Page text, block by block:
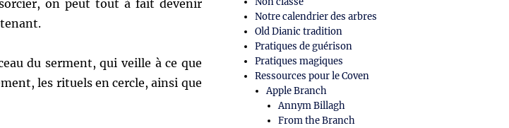
on peut tout à fait devenir
du serment, qui veille à ce que
les rituels en cercle, ainsi que
Notre calendrier des arbres
Old Dianic tradition
Pratiques de guérison
Pratiques magiques
Ressources pour le Coven
Apple Branch
Annym Billagh
From the Branch